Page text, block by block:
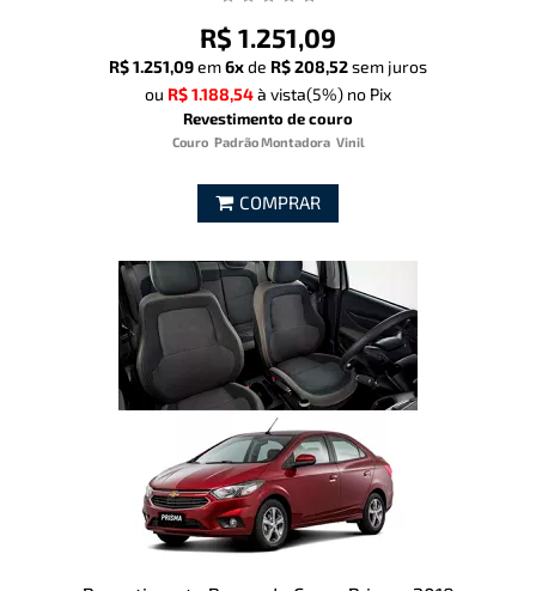
R$ 1.251,09
R$ 1.251,09em6xde R$ 208,52sem juros
ou R$ 1.188,54à vista(5%) no Pix
Revestimento de couro
Couro Padrão Montadora Vinil
COMPRAR